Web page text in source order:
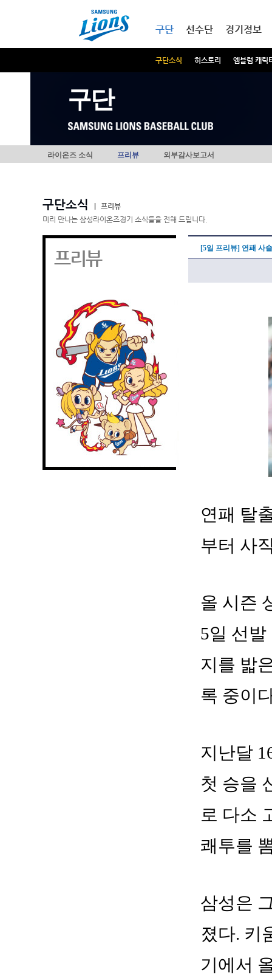
구단
구단소식 히스토리 엠블럼 캐릭
선수단 경기정보
구단
라이온즈 소식 프리뷰 외부감사보고서
구단소식
프리뷰
미리 만나는 삼성라이온즈경기 소식들을 전해 드립니다.
프리뷰 [5일 프리뷰] 연패 사
연패 탈
부터 사
올 시즌
5일 선발
지를 밟
록 중이
지난달
첫 승을
로 다소
쾌투를
삼성은
졌다. 키
기에서